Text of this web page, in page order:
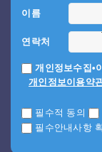
이름
연락처
개인정보수집•
개인정보이용약
필수적 동의
필수안내사항